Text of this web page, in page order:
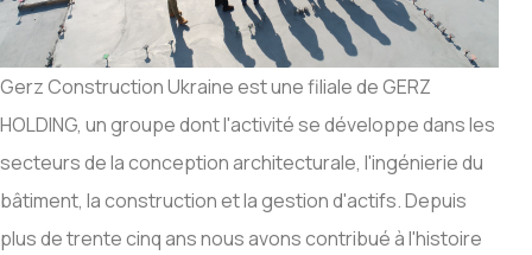
Gerz Construction Ukraine est une filiale de GERZ
HOLDING, un groupe dont l'activité se développe dans les
secteurs de la conception architecturale, l'ingénierie du
bâtiment, la construction et la gestion d'actifs. Depuis
plus de trente cinq ans nous avons contribué à l'histoire